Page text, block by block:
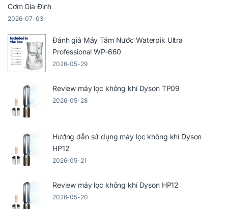
Cơm Gia Đình
2026-07-03
Đánh giá Máy Tăm Nước Waterpik Ultra
Professional WP-660
2026-05-29
Review máy lọc không khí Dyson TP09
2026-05-28
Hướng dẫn sử dụng máy lọc không khí Dyson
HP12
2026-05-21
Review máy lọc không khí Dyson HP12
2026-05-20